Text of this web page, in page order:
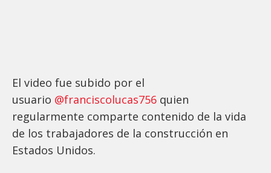
El video fue subido por el
usuario @franciscolucas756 quien
regularmente comparte contenido de la vida
de los trabajadores de la construcción en
Estados Unidos.